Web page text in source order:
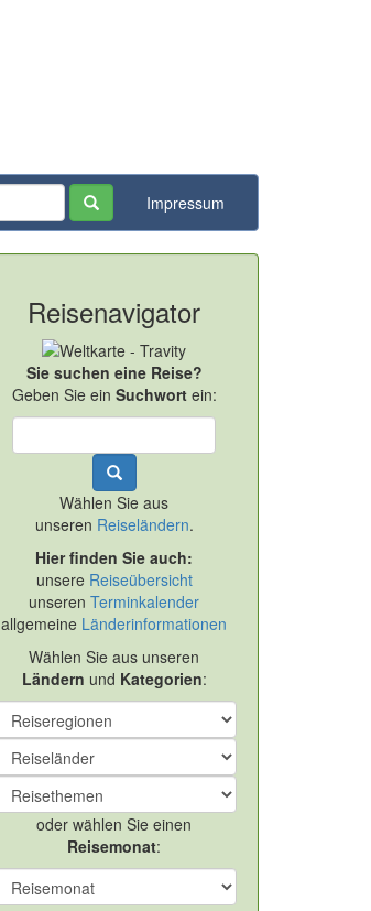
Impressum
Reisenavigator
Sie suchen eine Reise?
Geben Sie ein Suchwortein:
Wählen Sie aus
unseren Reiseländern.
Hier finden Sie auch:
unsere Reiseübersicht
unserenTerminkalender
allgemeine Länderinformationen
Wählen Sie aus unseren
Ländern und Kategorien:
oder wählen Sie einen
Reisemonat: